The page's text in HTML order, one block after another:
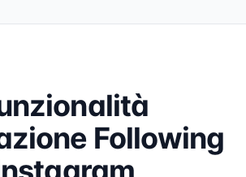
Following